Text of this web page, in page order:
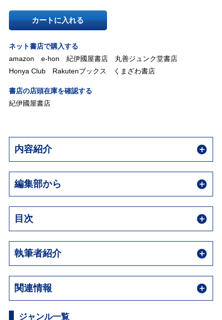
カートに入れる
ネット書店で購入する
amazon
e-hon 紀伊國屋書店
丸善ジュンク堂書店
Honya Club
Rakutenブックス くまざわ書店
書店の店頭在庫を確認する
紀伊國屋書店
内容紹介
編集部から
目次
執筆者紹介
関連情報
ジャンル一覧